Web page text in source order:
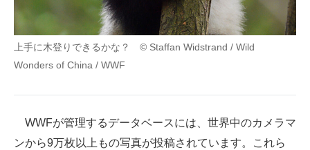
上手に木登りできるかな？ © Staffan Widstrand / Wild
Wonders of China / WWF
WWFが管理するデータベースには、世界中のカメラマ
ンから9万枚以上もの写真が投稿されています。これら